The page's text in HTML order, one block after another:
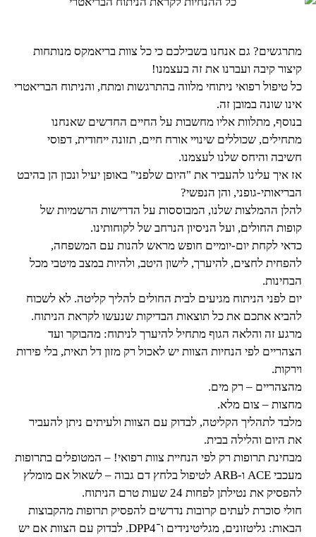
מתרגשים? גם אנחנו בשבילכם כי כל צוות בריאמקס מנותחות
קיצור קיבה ועברנו את זה בעצמנו!
כל טיפול רפואי ניתוחי מלווה בהתרגשות ומתח, והניתוח הבריאטרי
אינו שונה במובן זה.
בנוסף, מתלוות אליו מחשבות על החיים החדשים שאנחנו
מתחילים, שכוללים שינויי אורח חיים, תזונה ייחודית, דפוסי
חשיבה והיחס שלנו לעצמנו.
אז איך עלינו להעביר את "היום שלפני" באופן יעיל ונכון הן בהיבט
הבריאותי-גופני, והן הנפשי?
להלן ההמלצות שלנו, המבוססות על הדרישות הרשמיות של
קופות החולים, ועל הניסיון הנרחב של לקוחותינו.
כדאי לקחת יום-יומיים חופש מראש להנות עם המשפחה,
להפחית לחצים, להיערך, לישון היטב, ולהיות במצב מיטבי מכל
הבחינות.
יום לפני הניתוח מגיעים לבית החולים להליך קליטה. לא לשכוח
להביא אתכם את כל תוצאות הבדיקות שנעשו לקראת הניתוח.
מרגע זה והלאה הגוף מתחיל להיערך לניתוח: מהבוקר ועד
הצהריים לפי הנחיות הצוות יש לאכול רק מזון דל תאית, בלי פירות
וירקות.
מהצהריים – רק מים.
מחצות – צום מלא.
מלבד לתהליך הקליטה, לבדוק עם הצוות ולעיתים ניתן להעביר
את היום והלילה בבית.
מבחינת תרופות רק לפי הנחיית צוות רפואי! – המטופלים בתרופות
מעכבי ACE ו-ARB לטיפול בלחץ דם גבוה – לשאול אם מומלץ
להפסיק את נטילתן לפחות 24 שעות טרם הניתוח.
חולי סוכרת לעתים קרובות נדרשים להפסיק תרופות מהקבוצות
הבאות: גליטזונים, מגליטינידים ו־DPP4. לבדוק עם הצוות אם יש